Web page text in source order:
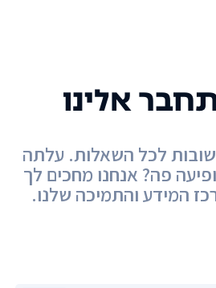
אלינו
לכל השאלות. עלתה
פה? אנחנו מחכים לך
המידע והתמיכה שלנו.